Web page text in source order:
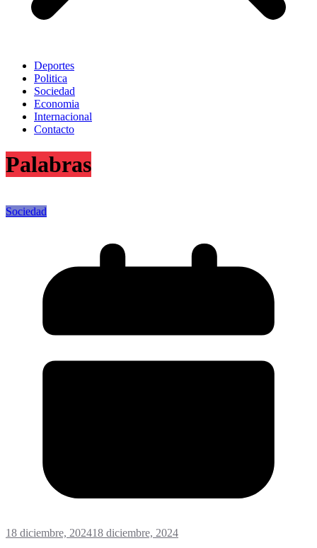
Deportes
Politica
Sociedad
Economia
Internacional
Contacto
Palabras
Sociedad
18 diciembre, 202418 diciembre, 2024